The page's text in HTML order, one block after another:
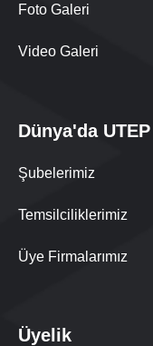
Foto Galeri
Video Galeri
Dünya'da UTEP
Şubelerimiz
Temsilciliklerimiz
Üye Firmalarımız
Üyelik